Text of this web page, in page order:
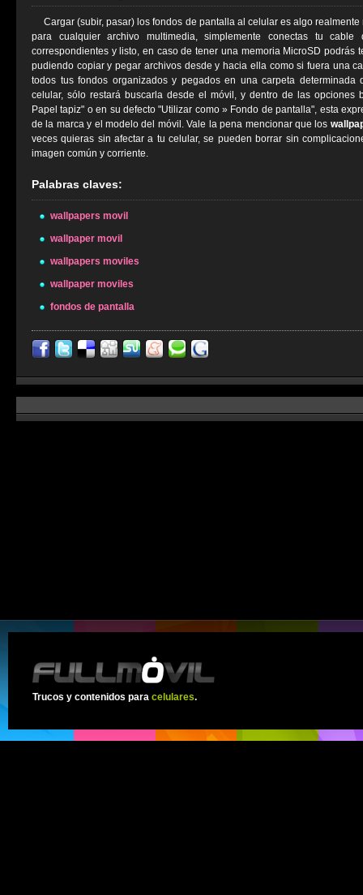
Cargar (subir, pasar) los fondos de pantalla al celular es algo
para cualquier archivo multimedia, simplemente conectas tu
correspondientes y listo, en caso de tener una memoria MicroSD podrás
pudiendo copiar y pegar archivos desde y hacia ella como si fuera una
todos tus fondos organizados y pegados en una carpeta
celular, sólo restará buscarla desde el móvil, y dentro de las opciones
Papel tapiz" o en su defecto "Utilizar como » Fondo de pantalla", esta
de la marca y el modelo del móvil. Vale la pena mencionar que los
veces quieras sin afectar a tu celular, se pueden borrar sin
imagen común y corriente.
Palabras claves:
wallpapers movil
wallpaper movil
wallpapers moviles
wallpaper moviles
fondos de pantalla
Trucos y contenidos para celulares.